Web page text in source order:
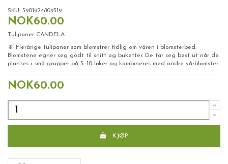
SKU: 5901924809319
NOK60.00
Tulipaner CANDELA
🌷 Flerårige tulipaner som blomstrer tidlig om våren i blomsterbed.
Blomstene egner seg godt til snitt og buketter. De tar seg best ut når de
plantes i små grupper på 5–10 løker og kombineres med andre vårblomster.
NOK60.00
KJØP